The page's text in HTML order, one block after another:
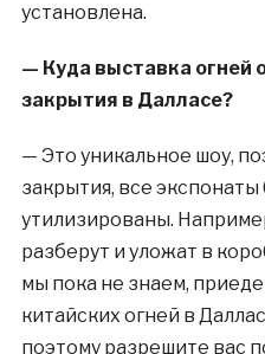
установлена.
— Куда выставка огней
закрытия в Далласе?
— Это уникальное шоу,
закрытия, все
утилизированы.
разберут и уложат в
мы пока не знаем,
китайских огней в
поэтому разрешите вас